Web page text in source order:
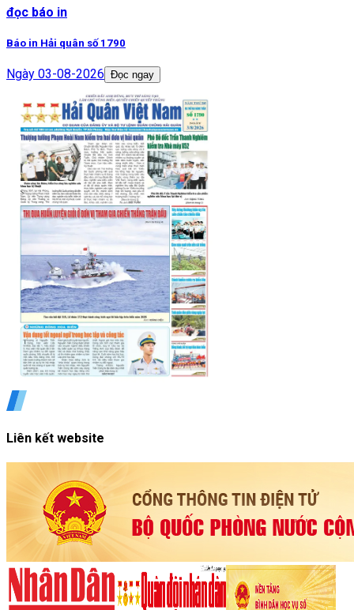
đọc báo in
Báo in Hải quân số 1790
Ngày 03-08-2026 Đọc ngay
Liên kết website